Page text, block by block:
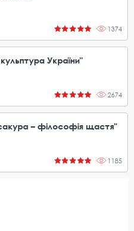
1374
України"
2674
– філософія щастя"
1185